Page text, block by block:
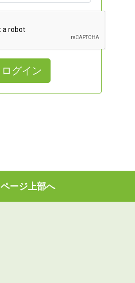
ログイン
ページ上部へ